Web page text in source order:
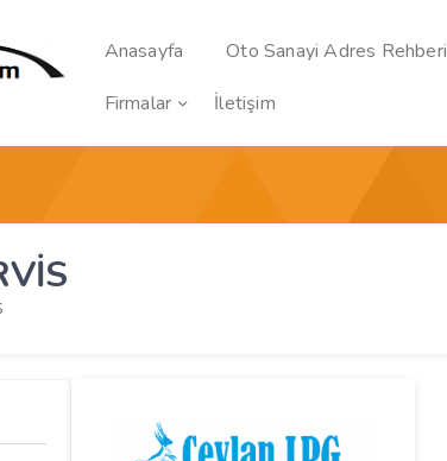
Anasayfa Oto Sanayi Adres Rehberi
Firmalar
İletişim